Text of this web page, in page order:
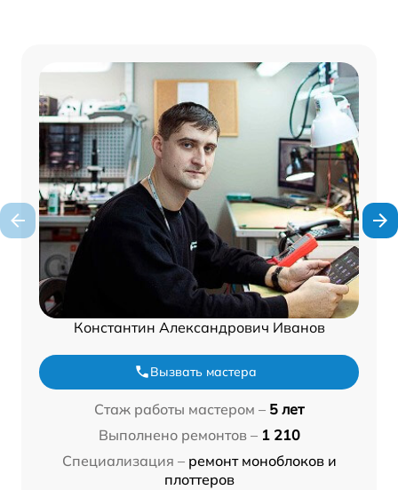
Константин Александрович Иванов
Вызвать мастера
Стаж работы мастером – 5 лет
Выполнено ремонтов – 1 210
Специализация – ремонт моноблоков и
плоттеров